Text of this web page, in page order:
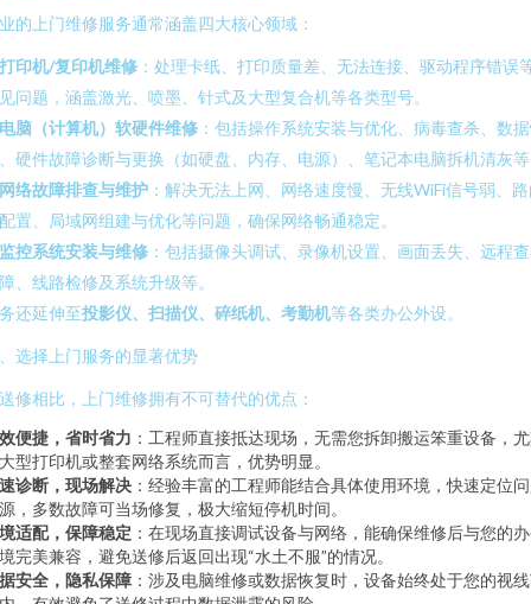
的上门维修服务通常涵盖四大核心领域：
打印机/复印机维修 ：处理卡纸、打印质量差、无法连接、驱动程序错误
问题，涵盖激光、喷墨、针式及大型复合机等各类型号。
电脑（计算机）软硬件维修 ：包括操作系统安装与优化、病毒查杀、数
硬件故障诊断与更换（如硬盘、内存、电源）、笔记本电脑拆机清灰
网络故障排查与维护 ：解决无法上网、网络速度慢、无线WiFi信号弱、
置、局域网组建与优化等问题，确保网络畅通稳定。
监控系统安装与维修 ：包括摄像头调试、录像机设置、画面丢失、远程
、线路检修及系统升级等。
还延伸至投影仪、扫描仪、碎纸机、考勤机等各类办公外设。
选择上门服务的显著优势
修相比，上门维修拥有不可替代的优点：
便捷，省时省力 ：工程师直接抵达现场，无需您拆卸搬运笨重设备，
型打印机或整套网络系统而言，优势明显。
诊断，现场解决 ：经验丰富的工程师能结合具体使用环境，快速定位
，多数故障可当场修复，极大缩短停机时间。
适配，保障稳定 ：在现场直接调试设备与网络，能确保维修后与您的
完美兼容，避免送修后返回出现“水土不服”的情况。
安全，隐私保障 ：涉及电脑维修或数据恢复时，设备始终处于您的视